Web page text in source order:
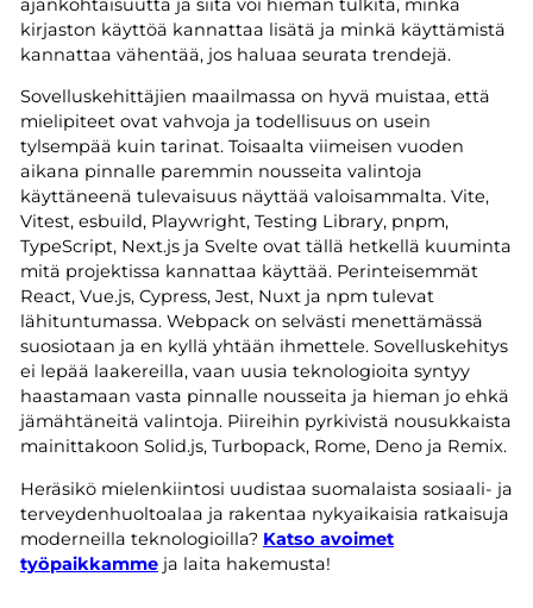
ajankohtaisuutta ja siitä voi hieman tulkita, minkä
kirjaston käyttöä kannattaa lisätä ja minkä käyttämistä
kannattaa vähentää, jos haluaa seurata trendejä.
Sovelluskehittäjien maailmassa on hyvä muistaa, että
mielipiteet ovat vahvoja ja todellisuus on usein
tylsempää kuin tarinat. Toisaalta viimeisen vuoden
aikana pinnalle paremmin nousseita valintoja
käyttäneenä tulevaisuus näyttää valoisammalta. Vite,
Vitest, esbuild, Playwright, Testing Library, pnpm,
TypeScript, Next.js ja Svelte ovat tällä hetkellä kuuminta
mitä projektissa kannattaa käyttää. Perinteisemmät
React, Vue.js, Cypress, Jest, Nuxt ja npm tulevat
lähituntumassa. Webpack on selvästi menettämässä
suosiotaan ja en kyllä yhtään ihmettele. Sovelluskehitys
ei lepää laakereilla, vaan uusia teknologioita syntyy
haastamaan vasta pinnalle nousseita ja hieman jo ehkä
jämähtäneitä valintoja. Piireihin pyrkivistä nousukkaista
mainittakoon Solid.js, Turbopack, Rome, Deno ja Remix.
Heräsikö mielenkiintosi uudistaa suomalaista sosiaali- ja
terveydenhuoltoalaa ja rakentaa nykyaikaisia ratkaisuja
moderneilla teknologioilla? Katso avoimet
työpaikkammeja laita hakemusta!